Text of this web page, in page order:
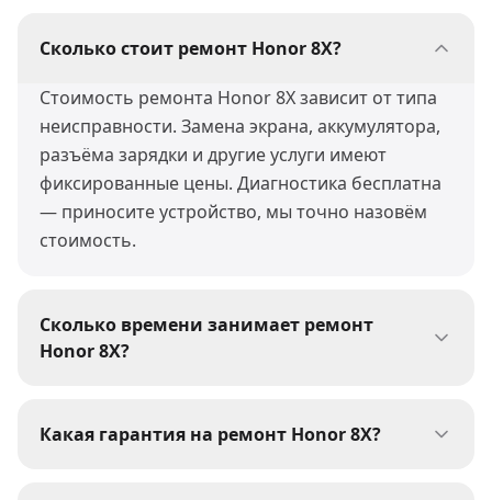
Сколько стоит ремонт Honor 8X?
Стоимость ремонта Honor 8X зависит от типа
неисправности. Замена экрана, аккумулятора,
разъёма зарядки и другие услуги имеют
фиксированные цены. Диагностика бесплатна
— приносите устройство, мы точно назовём
стоимость.
Сколько времени занимает ремонт
Honor 8X?
выполняем за 30-60 минут. Сложные работы
Какая гарантия на ремонт Honor 8X?